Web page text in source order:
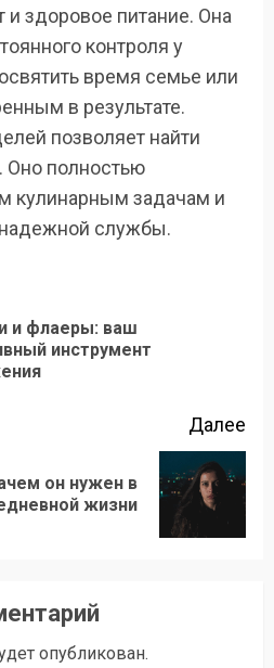
здоровое питание. Она
контроля у
время семье или
в результате.
позволяет найти
Оно полностью
кулинарным задачам и
службы.
и флаеры: ваш
инструмент
Далее
он нужен в
жизни
опубликован.